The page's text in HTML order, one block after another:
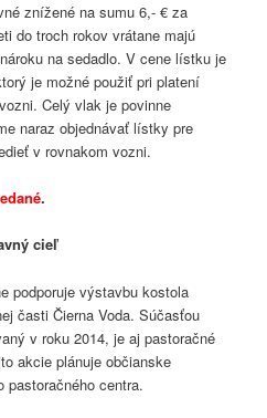
znížené na sumu 6,- € za
troch rokov vrátane majú
na sedadlo. V cene lístku je
je možné použiť pri platení
Celý vlak je povinne
naraz objednávať lístky pre
v rovnakom vozni.
.
cieľ
podporuje výstavbu kostola
časti Čierna Voda. Súčasťou
v roku 2014, je aj pastoračné
akcie plánuje občianske
pastoračného centra.